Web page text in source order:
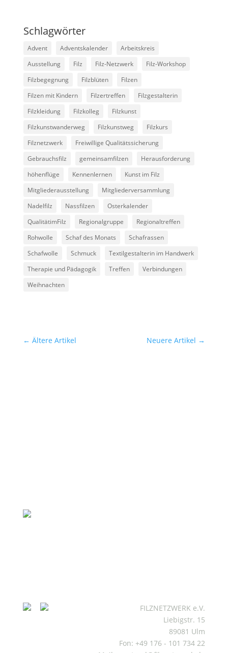
Schlagwörter
Advent Adventskalender
Arbeitskreis
Ausstellung
Filz Filz-Netzwerk
Filz-Workshop
Filzbegegnung
Filzblüten
Filzen
Filzen mit Kindern
Filzertreffen
Filzgestalterin
Filzkleidung
Filzkolleg
Filzkunst
Filzkunstwanderweg
Filzkunstweg
Filzkurs
Filznetzwerk
Freiwillige Qualitätssicherung
Gebrauchsfilz
gemeinsamfilzen
Herausforderung
höhenflüge
Kennenlernen
Kunst im Filz
Mitgliederausstellung
Mitgliederversammlung
Nadelfilz
Nassfilzen
Osterkalender
QualitätimFilz
Regionalgruppe
Regionaltreffen
Rohwolle
Schaf des Monats
Schafrassen
Schafwolle
Schmuck
Textilgestalterin im Handwerk
Therapie und Pädagogik
Treffen
Verbindungen
Weihnachten
← Ältere Artikel Neuere Artikel →
FILZNETZWERK e.V.
Liebigstr. 15
89081 Ulm
Fon: +49 176 - 101 734 22